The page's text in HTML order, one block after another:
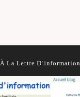
La Lettre D’information